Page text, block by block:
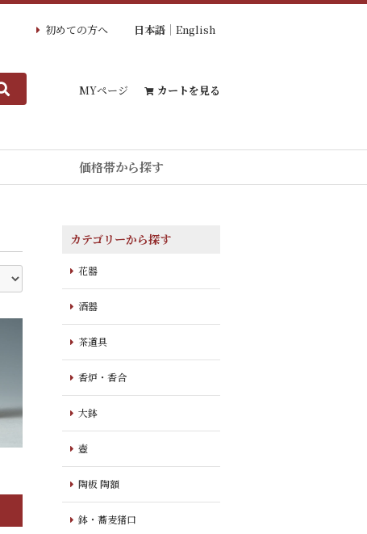
初めての方へ 日本語 English
MYページ カートを見る
価格帯から探す
カテゴリーから探す
花器
酒器
茶道具
香炉・香合
大鉢
壺
陶板 陶額
鉢・蕎麦猪口